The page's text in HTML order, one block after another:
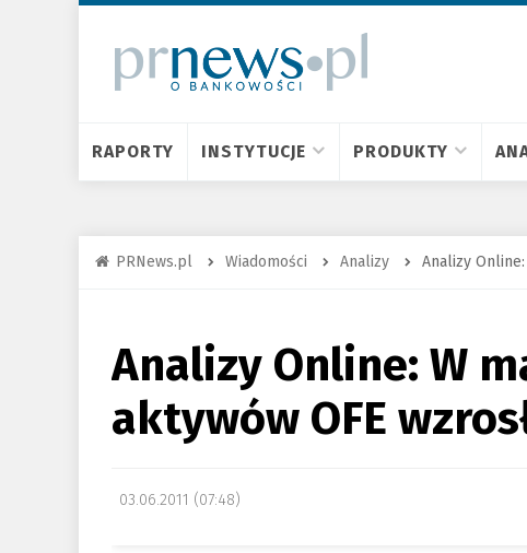
RAPORTY INSTYTUCJE PRODUKTY
PRNews.pl Wiadomości Analizy Analizy
Analizy Online: W
aktywów OFE
03.06.2011 (07:48)